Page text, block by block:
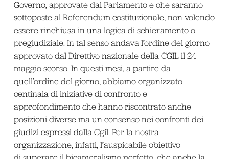
Governo, approvate dal Parlamento e che saranno
sottoposte al Referendum costituzionale, non volendo
essere rinchiusa in una logica di schieramento o
pregiudiziale. In tal senso andava l’ordine del giorno
approvato dal Direttivo nazionale della CGIL il 24
maggio scorso. In questi mesi, a partire da
quell’ordine del giorno, abbiamo organizzato
centinaia di iniziative di confronto e
approfondimento che hanno riscontrato anche
posizioni diverse ma un consenso nei confronti dei
giudizi espressi dalla Cgil. Per la nostra
organizzazione, infatti, l’auspicabile obiettivo